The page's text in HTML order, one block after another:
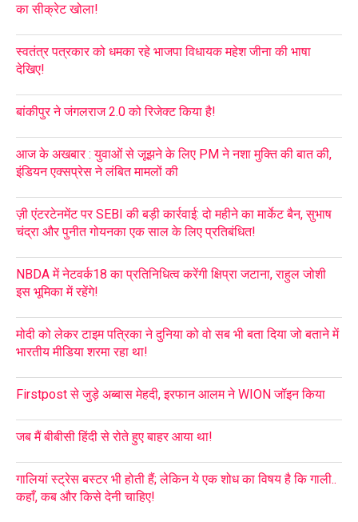
का सीक्रेट खोला!
स्वतंत्र पत्रकार को धमका रहे भाजपा विधायक महेश जीना की भाषा
देखिए!
बांकीपुर ने जंगलराज 2.0 को रिजेक्ट किया है!
आज के अखबार : युवाओं से जूझने के लिए PM ने नशा मुक्ति की बात की,
इंडियन एक्सप्रेस ने लंबित मामलों की
ज़ी एंटरटेनमेंट पर SEBI की बड़ी कार्रवाई: दो महीने का मार्केट बैन, सुभाष
चंद्रा और पुनीत गोयनका एक साल के लिए प्रतिबंधित!
NBDA में नेटवर्क18 का प्रतिनिधित्व करेंगी क्षिप्रा जटाना, राहुल जोशी
इस भूमिका में रहेंगे!
मोदी को लेकर टाइम पत्रिका ने दुनिया को वो सब भी बता दिया जो बताने में
भारतीय मीडिया शरमा रहा था!
Firstpost से जुड़े अब्बास मेहदी, इरफान आलम ने WION जॉइन किया
जब मैं बीबीसी हिंदी से रोते हुए बाहर आया था!
गालियां स्ट्रेस बस्टर भी होती हैं; लेकिन ये एक शोध का विषय है कि गाली..
कहाँ, कब और किसे देनी चाहिए!